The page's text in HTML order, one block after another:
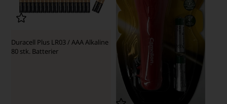
Duracell Plus LR03 / AAA Alkaline
80 stk. Batterier